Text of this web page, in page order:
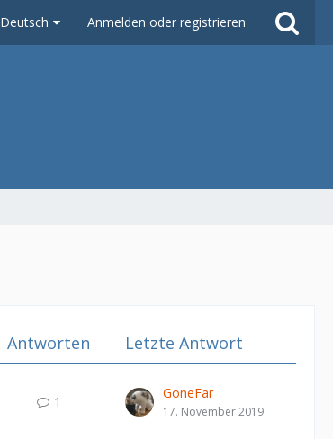
Deutsch Anmelden oder registrieren
Antworten
Letzte Antwort
1
GoneFar
17. November 2019